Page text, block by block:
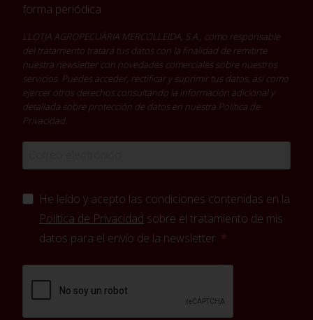
forma periódica
LLOTJA AGROPECUÀRIA MERCOLLEIDA, S.A., como responsable
del tratamiento tratará tus datos con la finalidad de remitirte
nuestra newsletter con novedades comerciales sobre nuestros
servicios. Puedes acceder, rectificar y suprimir tus datos, así como
ejercer otros derechos consultando la información adicional y
detallada sobre protección de datos en nuestra Política de
Privacidad.
He leído y acepto las condiciones contenidas en la
Política de Privacidad sobre el tratamiento de mis
datos para el envío de la newsletter.